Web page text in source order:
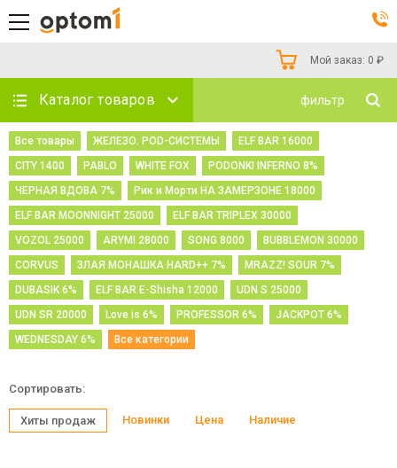
Мой заказ: 0 ₽
Каталог товаров фильтр
Все товары ЖЕЛЕЗО. POD-СИСТЕМЫ
ELF BAR 16000
CITY 1400
PABLO WHITE FOX
PODONKI INFERNO 8%
ЧЕРНАЯ ВДОВА 7%
Рик и Морти НА ЗАМЕРЗОНЕ 18000
ELF BAR MOONNIGHT 25000
ELF BAR TRIPLEX 30000
VOZOL 25000
ARYMI 28000 SONG 8000
BUBBLEMON 30000
CORVUS
ЗЛАЯ МОНАШКА HARD++ 7%
MRAZZ! SOUR 7%
DUBASIK 6%
ELF BAR E-Shisha 12000
UDN S 25000
UDN SR 20000
Love is 6% PROFESSOR 6%
JACKPOT 6%
WEDNESDAY 6%
Все категории
Сортировать:
Хиты продаж Новинки Цена Наличие